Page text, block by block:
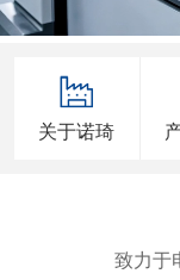
关于诺琦
致力于